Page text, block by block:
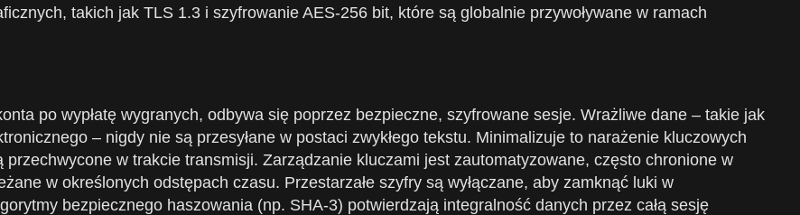
takich jak TLS 1.3 i szyfrowanie AES-256 bit, które są globalnie przywoływane w ramach
po wypłatę wygranych, odbywa się poprzez bezpieczne, szyfrowane sesje. Wrażliwe dane – takie jak
– nigdy nie są przesyłane w postaci zwykłego tekstu. Minimalizuje to narażenie kluczowych
w trakcie transmisji. Zarządzanie kluczami jest zautomatyzowane, często chronione w
w określonych odstępach czasu. Przestarzałe szyfry są wyłączane, aby zamknąć luki w
bezpiecznego haszowania (np. SHA-3) potwierdzają integralność danych przez całą sesję